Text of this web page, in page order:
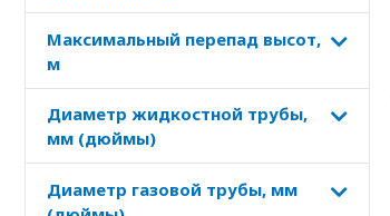
Максимальный перепад высот,
м
Диаметр жидкостной трубы,
мм (дюймы)
Диаметр газовой трубы, мм